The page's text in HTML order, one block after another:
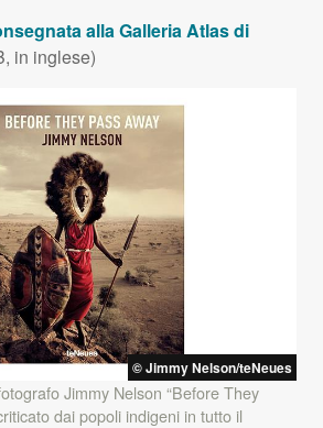
alla Galleria Atlas di
in inglese)
© Jimmy Nelson/teNeues
Jimmy Nelson “Before They
dai popoli indigeni in tutto il